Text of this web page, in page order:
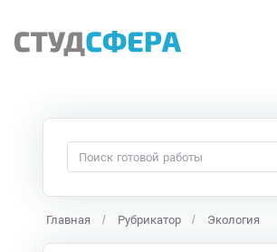
Главная Рубрикатор Экология